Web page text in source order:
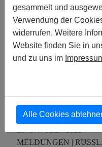
SINGAPUR |
PHILIPPINEN | SRI
ASIEN:
HABEN DAS
27. OKTOBER 2022
RUSSLAND:
EINES ANTI-
VERSCHÄRFT
SANKTIONIERTE
MELDUNGEN |
gesammelt und
Verwendung der
widerrufen. Weitere
Website finden Sie in
und zu uns im
Alle Cookies